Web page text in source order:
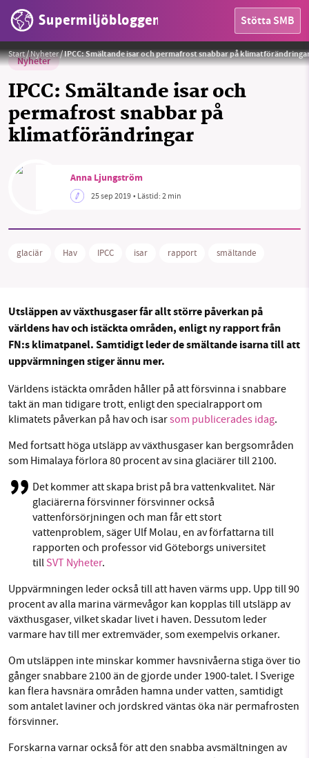
Supermiljöbloggen Stötta SMB
HEM
OMRÅDEN
MILJÖFAKTA
Facebook Instagram BlueSky
Threads
Start/Nyheter/IPCC: Smältande isar och permafrost snabbar på
Nyheter
IPCC: Smältande isar och
permafrost snabbar på
klimatförändringar
Foto:Pexels
Anna Ljungström
25 sep 2019• Lästid:2 min
glaciär Hav IPCC isar rapport smältande
Utsläppen av växthusgaser får allt större påverkan på
världens hav och istäckta områden, enligtny rapport från
FN:s klimatpanel. Samtidigt leder de smältande isarna till att
uppvärmningen stiger ännu mer.
Världens istäckta områden håller på att försvinna i snabbare
takt än man tidigare trott, enligt den specialrapport om
klimatets påverkan på hav och isarsom publicerades idag.
Med fortsatt höga utsläpp av växthusgaser kan bergsområden
som Himalaya förlora 80 procent av sina glaciärer till 2100.
Det kommer att skapa brist på bra vattenkvalitet. När
glaciärerna försvinner försvinner också
vattenförsörjningen och man får ett stort
vattenproblem, säger Ulf Molau, en av författarna till
rapporten och professor vid Göteborgs universitet
till SVT Nyheter.
Uppvärmningen leder också till att haven värms upp. Upp till 90
procent av alla marina värmevågor kan kopplas till utsläpp av
växthusgaser, vilket skadar livet i haven. Dessutom leder
varmare hav till mer extremväder, som exempelvis orkaner.
Om utsläppen inte minskar kommer havsnivåerna stiga över tio
gånger snabbare 2100 än de gjorde under 1900-talet. I Sverige
kan flera havsnära områden hamna under vatten, samtidigt
som antalet laviner och jordskred väntas öka när permafrosten
försvinner.
Forskarna varnar också för att den snabba avsmältningen av
SMB kämpar för en hållbar framtid. Sedan
starten 2010 har vår ideella redaktion drivit
miljödebatten framåt genom
nyhetsbevakning och granskningar. Nu vill vi
vill hjälpa oss.
Stötta vårt arbete genom att swisha en slant till
1231368703
Läs vad vi vill göra